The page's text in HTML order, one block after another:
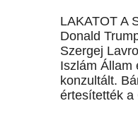
LAKATOT A
Donald
Szergej
Iszlám Állam
konzultált.
értesítették a